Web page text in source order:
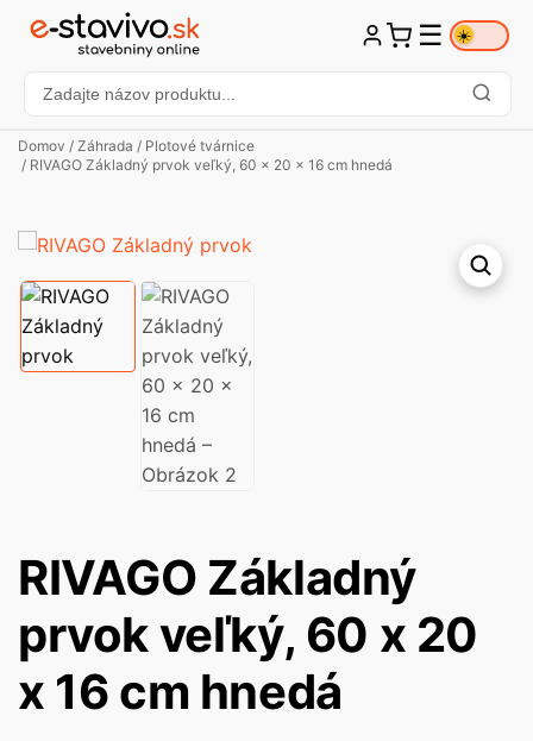
☰ ☀️
Domov / Záhrada / Plotové tvárnice
/ RIVAGO Základný prvok veľký, 60 x 20 x 16 cm hnedá
RIVAGO Základný
prvok veľký, 60 x 20
x 16 cm hnedá